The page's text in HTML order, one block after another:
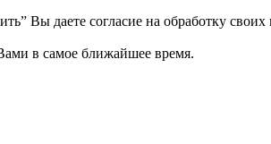
Вы даете согласие на обработку
в самое ближайшее время.